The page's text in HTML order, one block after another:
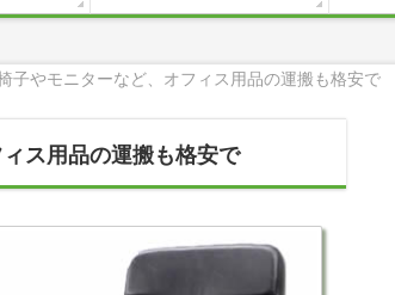
子やモニターなど、オフィス用品の運搬も格安で
ス用品の運搬も格安で